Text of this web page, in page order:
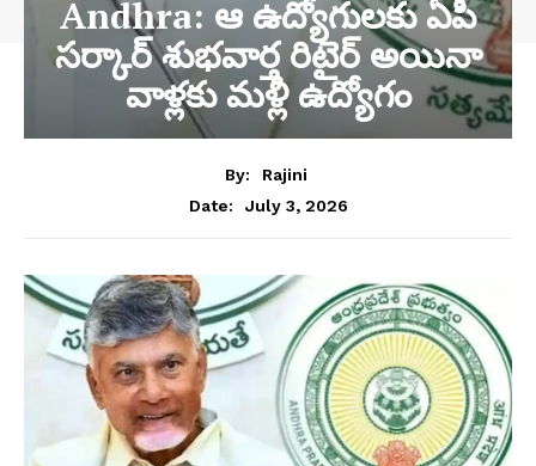
Andhra: ఆ ఉద్యోగులకు ఏపీ
సర్కార్ శుభవార్త రిటైర్ అయినా
వాళ్లకు మళ్లీ ఉద్యోగం
By:
Rajini
Date:
July 3, 2026